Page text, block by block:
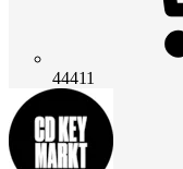
44411